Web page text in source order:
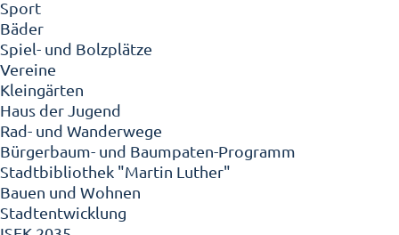
Sport
Bäder
Spiel- und Bolzplätze
Vereine
Kleingärten
Haus der Jugend
Rad- und Wanderwege
Bürgerbaum- und Baumpaten-Programm
Stadtbibliothek "Martin Luther"
Bauen und Wohnen
Stadtentwicklung